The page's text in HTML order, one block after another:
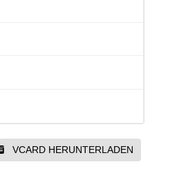
VCARD HERUNTERLADEN